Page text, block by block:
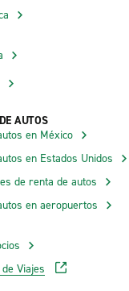
AUTOS
en México
en Estados Unidos
de renta de autos
en aeropuertos
Viajes